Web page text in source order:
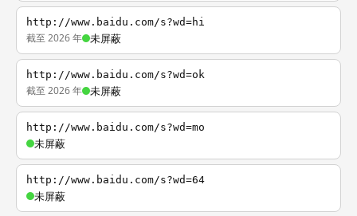
http://www.baidu.com/s?wd=hi
截至 2026 年 未屏蔽
http://www.baidu.com/s?wd=ok
截至 2026 年 未屏蔽
http://www.baidu.com/s?wd=mo
未屏蔽
http://www.baidu.com/s?wd=64
未屏蔽